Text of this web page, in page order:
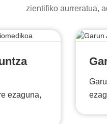
zientifiko aurreratua,
ezaguna,